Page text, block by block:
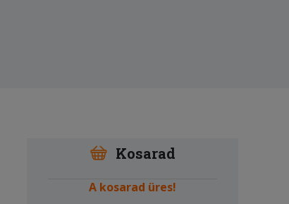
Kosarad
A kosarad üres!